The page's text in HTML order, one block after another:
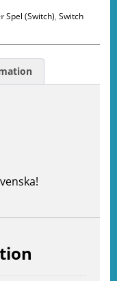
Spel (Switch), Switch